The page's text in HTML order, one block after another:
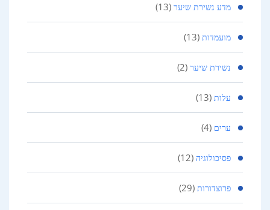
מדע נשירת שיער (13)
מועמדות (13)
נשירת שיער (2)
עלות (13)
ערים (4)
פסיכולוגיה (12)
פרוצדורות (29)